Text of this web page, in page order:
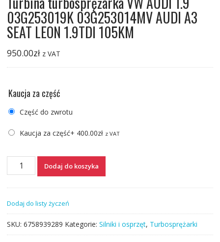
03G253019K 03G253014MV AUDI A3
SEAT LEON 1.9TDI 105KM
950.00zł z VAT
Kaucja za część
Część do zwrotu
Kaucja za część+ 400.00zł z VAT
ilość
AUDI
1.9
03G253019K
03G253014MV
Dodaj do koszyka
Dodaj do listy życzeń
SKU: 6758939289 Kategorie: Silniki i osprzęt, Turbosprężarki